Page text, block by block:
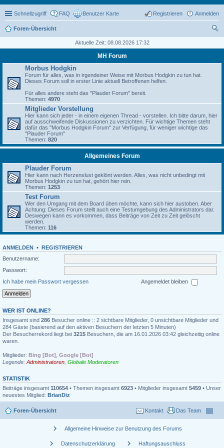
Schnellzugriff FAQ Benutzer Karte Anmelden
Registrieren
Foren-Übersicht
Aktuelle Zeit: 08.08.2026 17:32
MH Forum
Morbus Hodgkin
Forum für alles, was in irgendeiner Weise mit Morbus Hodgkin zu tun hat.
Dieses Forum soll in erster Linie aktuell Betroffenen helfen.
Für alles andere steht das "Plauder Forum" bereit.
Themen: 4970
Mitglieder Vorstellung
Hier kann sich jeder - in einem eigenen Thread - vorstellen. Ich bitte darum, hier
auf ausschweifende Diskussionen zu verzichten. Für wichtige Themen steht
dafür das "Morbus Hodgkin Forum" zur Verfügung, für weniger wichtige das
"Plauder Forum"
Themen: 820
Allgemeines Forum
Plauder Forum
Hier kann nach Herzenslust geklönt werden. Alles, was nicht unbedingt mit
Morbus Hodgkin zu tun hat, gehört hier rein.
Themen: 1253
Test Forum
Wer den Umgang mit dem Board üben möchte, kann sich hier austoben. Aber
Achtung: Dieses Forum stellt auch eine Testumgebung des Administrators dar.
Deswegen kann es vorkommen, dass Beiträge von Zeit zu Zeit gelöscht
werden.
Themen: 116
ANMELDEN • REGISTRIEREN
Benutzername:
Passwort:
Ich habe mein Passwort vergessen
Angemeldet bleiben
WER IST ONLINE?
Insgesamt sind 286 Besucher online :: 2 sichtbare Mitglieder, 0 unsichtbare Mitglieder und
284 Gäste (basierend auf den aktiven Besuchern der letzten 5 Minuten)
Der Besucherrekord liegt bei 3215 Besuchern, die am 16.01.2026 03:42 gleichzeitig online
waren.
Mitglieder: Bing [Bot] Google [Bot]
Legende: Administratoren Globale Moderatoren
STATISTIK
Beiträge insgesamt 110654 • Themen insgesamt 6923 • Mitglieder insgesamt 5459 • Unser
neuestes Mitglied: BrianDiz
Foren-Übersicht Das Team
Kontakt
chevron_right Allgemeine Hinweise zur Benutzung des Forums
chevron_right Datenschutzerklärung chevron_right Haftungsauschluss